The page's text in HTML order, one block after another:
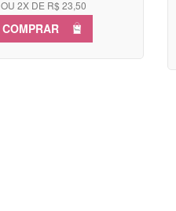
OU 2X DE R$ 23,50
COMPRAR